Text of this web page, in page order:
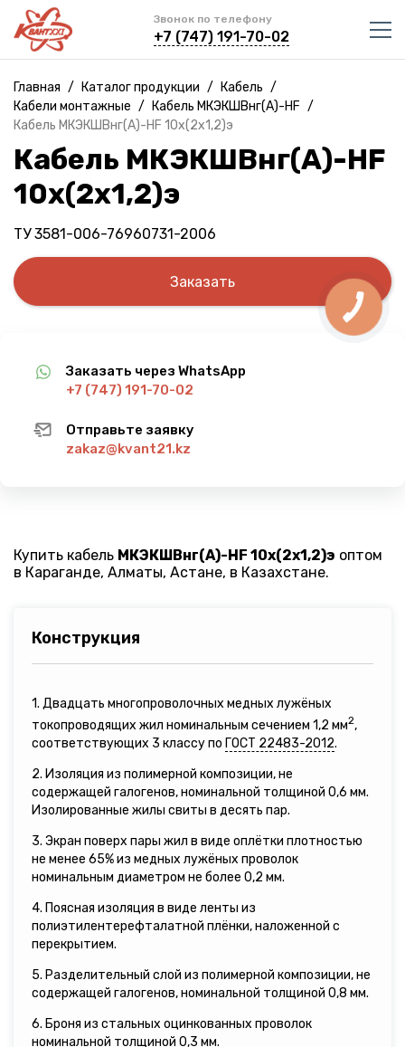
Звонок по телефону
+7 (747) 191-70-02
Главная / Каталог продукции / Кабель /
Кабели монтажные / Кабель МКЭКШВнг(A)-HF /
Кабель МКЭКШВнг(A)-HF 10х(2х1,2)э
Кабель МКЭКШВнг(A)-HF
10х(2х1,2)э
ТУ 3581-006-76960731-2006
Заказать
Заказать через WhatsApp
+7 (747) 191-70-02
Отправьте заявку
zakaz@kvant21.kz
Купить кабель МКЭКШВнг(A)-HF 10х(2х1,2)э оптом
в Караганде, Алматы, Астане, в Казахстане.
Конструкция
1. Двадцать многопроволочных медных лужёных
токопроводящих жил номинальным сечением 1,2 мм2,
соответствующих 3 классу по ГОСТ 22483-2012.
2. Изоляция из полимерной композиции, не
содержащей галогенов, номинальной толщиной 0,6 мм.
Изолированные жилы свиты в десять пар.
3. Экран поверх пары жил в виде оплётки плотностью
не менее 65% из медных лужёных проволок
номинальным диаметром не более 0,2 мм.
4. Поясная изоляция в виде ленты из
полиэтилентерефталатной плёнки, наложенной с
перекрытием.
5. Разделительный слой из полимерной композиции, не
содержащей галогенов, номинальной толщиной 0,8 мм.
6. Броня из стальных оцинкованных проволок
номинальной толщиной 0,3 мм.